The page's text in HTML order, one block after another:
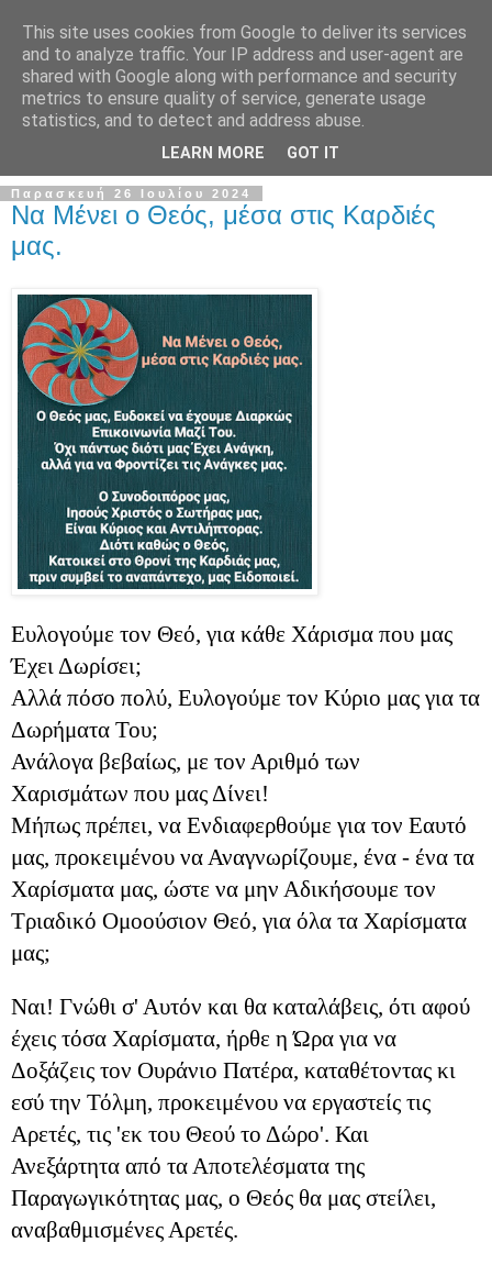
Παρασκευή 26 Ιουλίου 2024
Να Μένει ο Θεός, μέσα στις Καρδιές
μας.
Ευλογούμε τον Θεό, για κάθε Χάρισμα που μας
Έχει Δωρίσει;
Αλλά πόσο πολύ, Ευλογούμε τον Κύριο μας για τα
Δωρήματα Του;
Ανάλογα βεβαίως, με τον Αριθμό των
Χαρισμάτων που μας Δίνει!
Μήπως πρέπει, να Ενδιαφερθούμε για τον Εαυτό
μας, προκειμένου να Αναγνωρίζουμε, ένα - ένα τα
Χαρίσματα μας, ώστε να μην Αδικήσουμε τον
Τριαδικό Ομοούσιον Θεό, για όλα τα Χαρίσματα
μας;
Ναι! Γνώθι σ' Αυτόν και θα καταλάβεις, ότι αφού
έχεις τόσα Χαρίσματα, ήρθε η Ώρα για να
Δοξάζεις τον Ουράνιο Πατέρα, καταθέτοντας κι
εσύ την Τόλμη, προκειμένου να εργαστείς τις
Αρετές, τις 'εκ του Θεού το Δώρο'. Και
Ανεξάρτητα από τα Αποτελέσματα της
Παραγωγικότητας μας, ο Θεός θα μας στείλει,
αναβαθμισμένες Αρετές.
This site uses cookies from Google to deliver its services
and to analyze traffic. Your IP address and user-agent are
shared with Google along with performance and security
metrics to ensure quality of service, generate usage
statistics, and to detect and address abuse.
LEARN MORE GOT IT